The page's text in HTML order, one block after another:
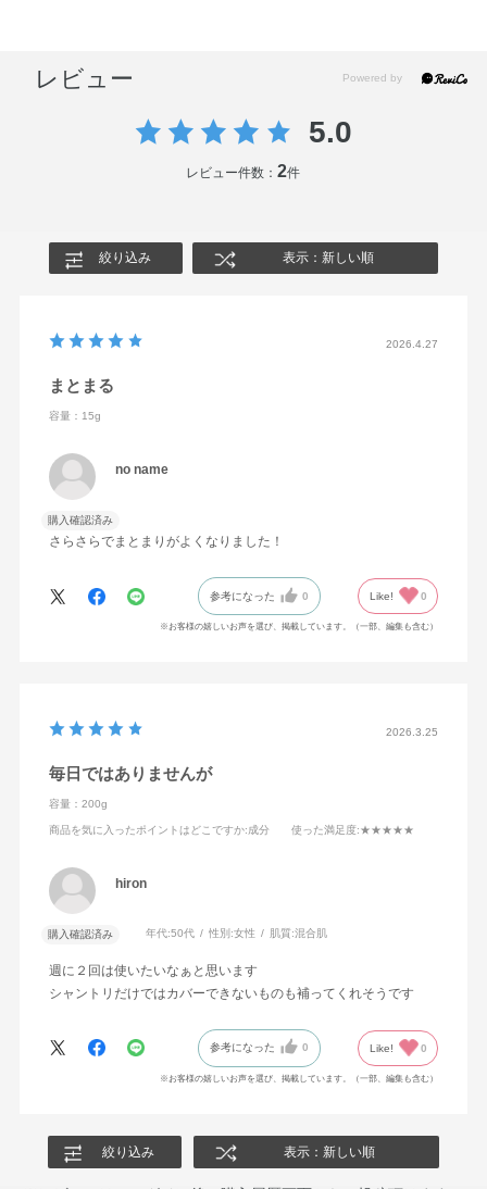
レビュー
5.0
レビュー件数：2件
絞り込み 表示：新しい順
2026.4.27
まとまる
容量：15g
no name
購入確認済み
さらさらでまとまりがよくなりました！
参考になった 0 Like! 0
※お客様の嬉しいお声を選び、掲載しています。（一部、編集も含む）
2026.3.25
毎日ではありませんが
容量：200g
商品を気に入ったポイントはどこですか:成分 使った満足度:★★★★★
hiron
購入確認済み 年代:50代 性別:女性 肌質:混合肌
週に２回は使いたいなぁと思います
シャントリだけではカバーできないものも補ってくれそうです
参考になった 0 Like! 0
※お客様の嬉しいお声を選び、掲載しています。（一部、編集も含む）
絞り込み 表示：新しい順